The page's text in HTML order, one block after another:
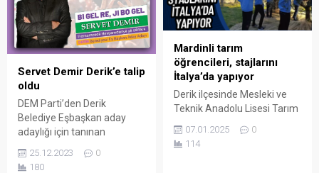
Servet Demir Derik’e talip
oldu
DEM Parti’den Derik
Belediye Eşbaşkan aday
adaylığı için tanınan
başvurusunu yaptı.
25.12.2023
0
180
Mardinli tarım
öğrencileri, stajlarını
İtalya’da yapıyor
Derik ilçesinde Mesleki ve
Teknik Anadolu Lisesi Tarım
öğrenci, öğretmenleri
eşliğinde Erasmus Projesi
07.01.2025
0
114